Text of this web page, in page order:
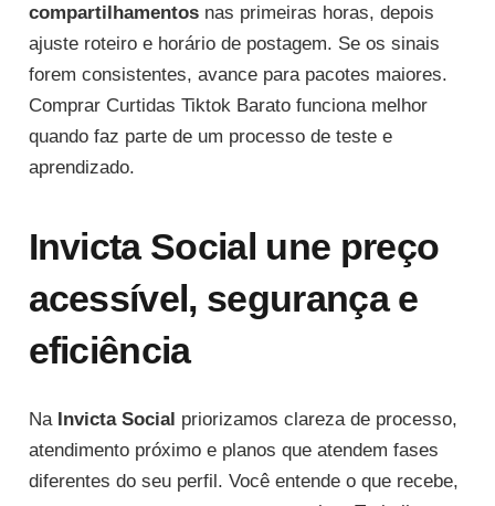
compartilhamentosnas primeiras horas, depois
ajuste roteiro e horário de postagem. Se os sinais
forem consistentes, avance para pacotes maiores.
Comprar Curtidas Tiktok Barato funciona melhor
quando faz parte de um processo de teste e
aprendizado.
Invicta Social une preço
acessível, segurança e
eficiência
Na Invicta Social priorizamos clareza de processo,
atendimento próximo e planos que atendem fases
diferentes do seu perfil. Você entende o que recebe,